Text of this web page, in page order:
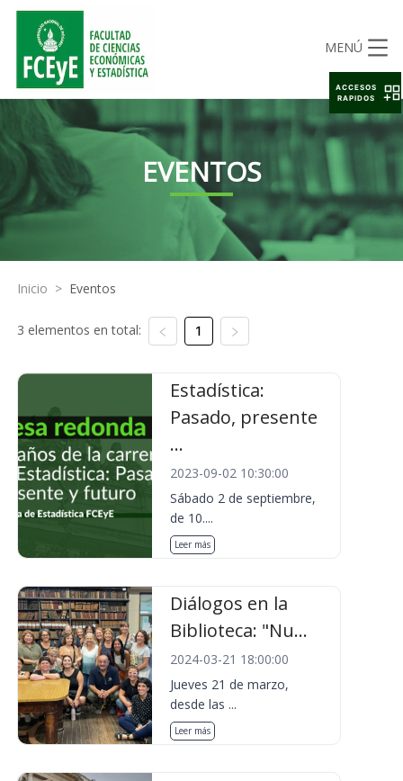
MENÚ
EVENTOS
Inicio > Eventos
3 elementos en total: 1
Estadística:
Pasado, presente
...
2023-09-02 10:30:00
Sábado 2 de septiembre,
de 10....
Leer más
Diálogos en la
Biblioteca: "Nu...
2024-03-21 18:00:00
Jueves 21 de marzo,
desde las ...
Leer más
ACCESOS
RAPIDOS